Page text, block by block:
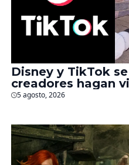
Disney y TikTok
creadores hagan
personajes de
5 agosto, 2026